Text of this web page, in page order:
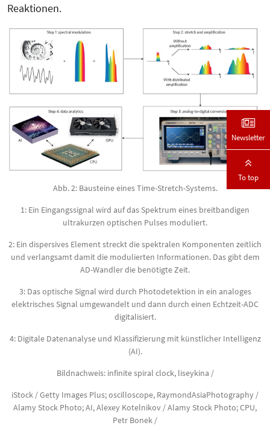
Reaktionen.
Abb. 2: Bausteine ​​eines Time-Stretch-Systems.
1: Ein Eingangssignal wird auf das Spektrum eines breitbandigen
ultrakurzen optischen Pulses moduliert.
2: Ein dispersives Element streckt die spektralen Komponenten zeitlich
und verlangsamt damit die modulierten Informationen. Das gibt dem
AD-Wandler die benötigte Zeit.
3: Das optische Signal wird durch Photodetektion in ein analoges
elektrisches Signal umgewandelt und dann durch einen Echtzeit-ADC
digitalisiert.
4: Digitale Datenanalyse und Klassifizierung mit künstlicher Intelligenz
(AI).
Bildnachweis: infinite spiral clock, liseykina /
iStock / Getty Images Plus; oscilloscope, RaymondAsiaPhotography /
Alamy Stock Photo; AI, Alexey Kotelnikov / Alamy Stock Photo; CPU,
Petr Bonek /
Newsletter
To top